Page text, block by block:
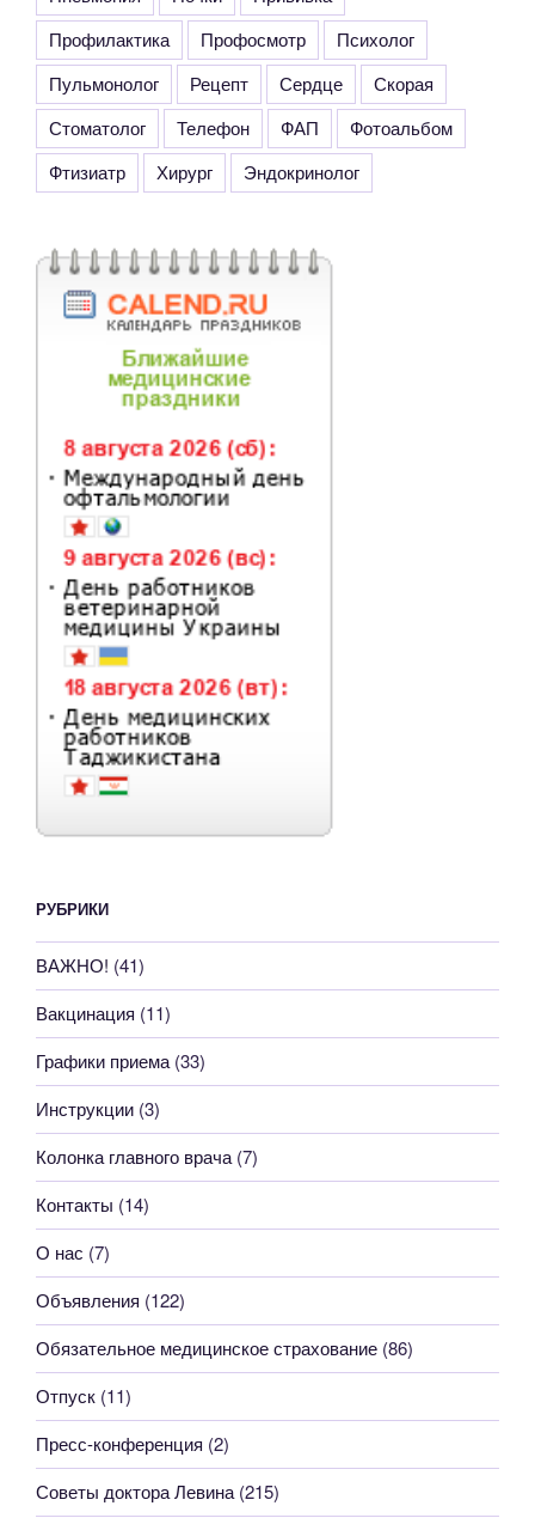
Профилактика
Профосмотр
Психолог
Пульмонолог
Рецепт Сердце
Скорая
Стоматолог
Телефон ФАП
Фотоальбом
Фтизиатр
Хирург Эндокринолог
РУБРИКИ
ВАЖНО! (41)
Вакцинация (11)
Графики приема(33)
Инструкции (3)
Колонка главного врача(7)
Контакты (14)
О нас (7)
Объявления (122)
Обязательное медицинское страхование (86)
Отпуск (11)
Пресс-конференция (2)
Советы доктора Левина(215)